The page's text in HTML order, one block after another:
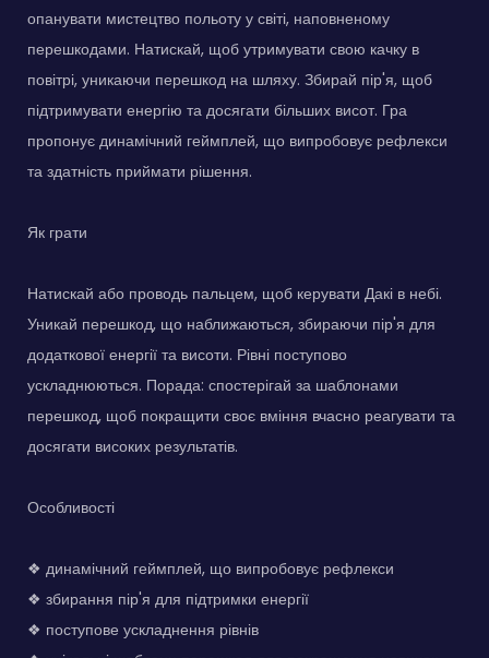
опанувати мистецтво польоту у світі, наповненому
перешкодами. Натискай, щоб утримувати свою качку в
повітрі, уникаючи перешкод на шляху. Збирай пір'я, щоб
підтримувати енергію та досягати більших висот. Гра
пропонує динамічний геймплей, що випробовує рефлекси
та здатність приймати рішення.
Як грати
Натискай або проводь пальцем, щоб керувати Дакі в небі.
Уникай перешкод, що наближаються, збираючи пір'я для
додаткової енергії та висоти. Рівні поступово
ускладнюються. Порада: спостерігай за шаблонами
перешкод, щоб покращити своє вміння вчасно реагувати та
досягати високих результатів.
Особливості
❖ динамічний геймплей, що випробовує рефлекси
❖ збирання пір'я для підтримки енергії
❖ поступове ускладнення рівнів